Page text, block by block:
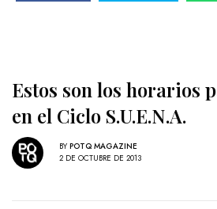
Estos son los horarios
en el Ciclo S.U.E.N.A.
BY POTQ MAGAZINE
2 DE OCTUBRE DE 2013